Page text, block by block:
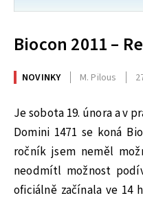
Biocon 2011 –
NOVINKY M. Pilous
Je sobota 19. února a v
Domini 1471 se koná
ročník jsem neměl
neodmítl možnost
oficiálně začínala ve 14